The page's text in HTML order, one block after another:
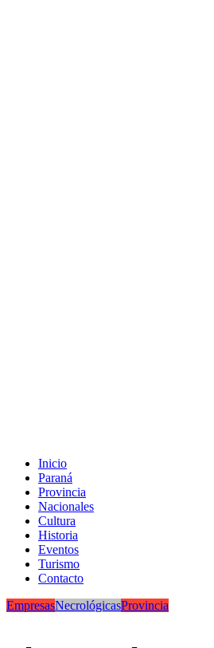
Inicio
Paraná
Provincia
Nacionales
Cultura
Historia
Eventos
Turismo
Contacto
EmpresasNecrológicasProvincia